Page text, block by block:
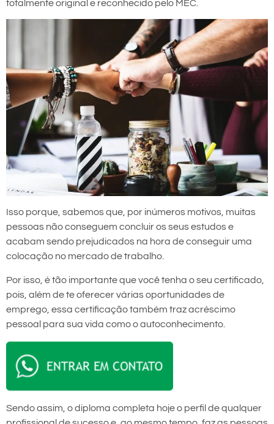
totalmente original e reconhecido pelo MEC.
Isso porque, sabemos que, por inúmeros motivos, muitas
pessoas não conseguem concluir os seus estudos e
acabam sendo prejudicados na hora de conseguir uma
colocação no mercado de trabalho.
Por isso, é tão importante que você tenha o seu certificado,
pois, além de te oferecer várias oportunidades de
emprego, essa certificação também traz acréscimo
pessoal para sua vida como o autoconhecimento.
Sendo assim, o diploma completa hoje o perfil de qualquer